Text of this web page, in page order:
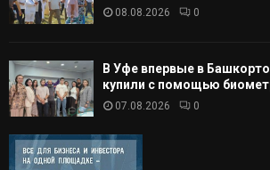
08.08.2026 0
В Уфе впервые в
купили с помощью
07.08.2026 0